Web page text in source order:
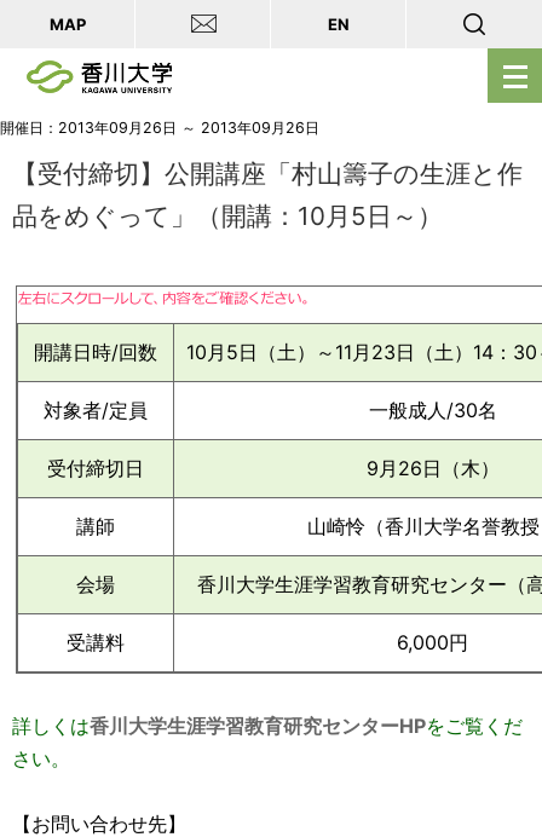
メ
ニ
ー
MAP EN
開催日：2013年09月26日 ～ 2013年09月26日
【受付締切】公開講座「村山籌子の生涯と作
品をめぐって」（開講：10月5日～）
開講日時/回数 10月5日（土）～11月23日（土）14：
対象者/定員 一般成人/30名
受付締切日 9月26日（木）
講師 山崎怜（香川大学名誉教
会場 香川大学生涯学習教育研究センター（
受講料 6,000円
詳しくは香川大学生涯学習教育研究センターHPをご覧くだ
さい。
【お問い合わせ先】